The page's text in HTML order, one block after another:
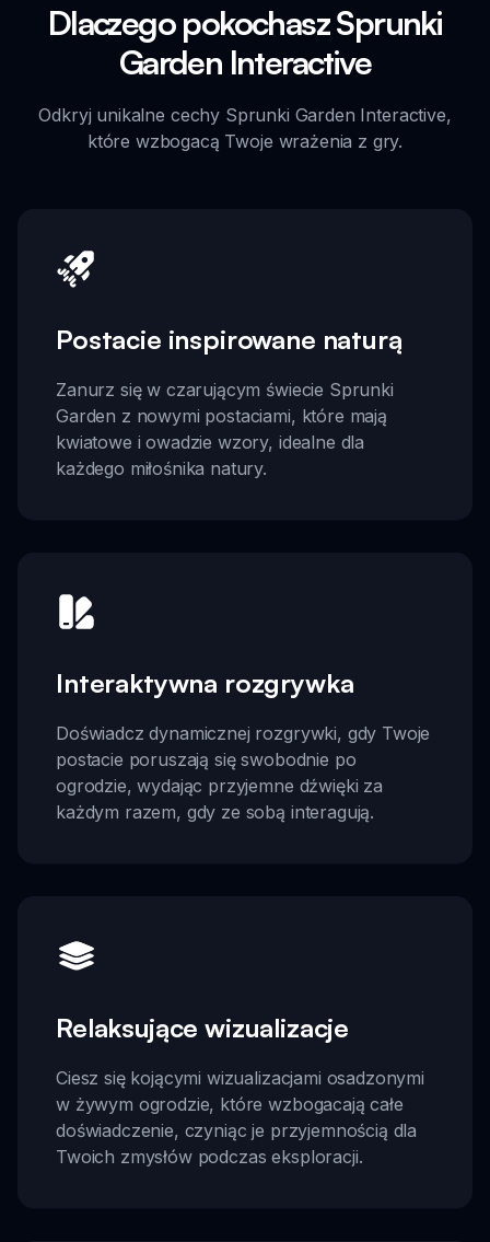
Dlaczego pokochasz Sprunki
Garden Interactive
Odkryj unikalne cechy Sprunki Garden Interactive,
które wzbogacą Twoje wrażenia z gry.
Postacie inspirowane naturą
Zanurz się w czarującym świecie Sprunki
Garden z nowymi postaciami, które mają
kwiatowe i owadzie wzory, idealne dla
każdego miłośnika natury.
Interaktywna rozgrywka
Doświadcz dynamicznej rozgrywki, gdy Twoje
postacie poruszają się swobodnie po
ogrodzie, wydając przyjemne dźwięki za
każdym razem, gdy ze sobą interagują.
Relaksujące wizualizacje
Ciesz się kojącymi wizualizacjami osadzonymi
w żywym ogrodzie, które wzbogacają całe
doświadczenie, czyniąc je przyjemnością dla
Twoich zmysłów podczas eksploracji.